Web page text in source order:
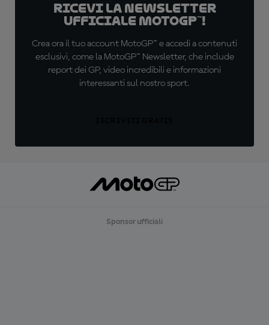
Ricevi la newsletter
ufficiale MotoGP™!
Crea ora il tuo account MotoGP™ e accedi a contenuti
esclusivi, come la MotoGP™ Newsletter, che include
report dei GP, video incredibili e informazioni
interessanti sul nostro sport.
Sponsor ufficiali